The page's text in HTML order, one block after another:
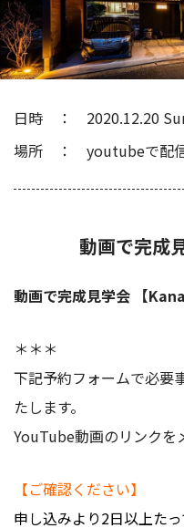
日時 2020.12.20
場所
youtubeで配
動画で完成
動画で完成見学会 【
＊＊＊
下記予約フォームで必要
たします。
YouTube動画のリンクを
【ご確認ください】
申し込みより2日以上た